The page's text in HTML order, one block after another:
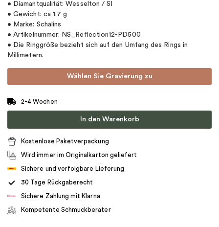
• Diamantqualität: Wesselton / SI
• Gewicht: ca 1.7 g
• Marke: Schalins
• Artikelnummer: NS_Reflection12-PD500
• Die Ringgröße bezieht sich auf den Umfang des Rings in
Millimetern.
Wählen Sie Gravierung zu
2-4 Wochen
In den Warenkorb
Kostenlose Paketverpackung
Wird immer im Originalkarton geliefert
Sichere und verfolgbare Lieferung
30 Tage Rückgaberecht
Sichere Zahlung mit Klarna
Kompetente Schmuckberater